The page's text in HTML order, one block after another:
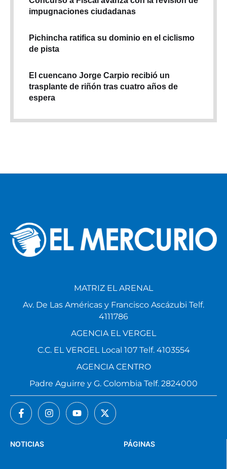
impugnaciones ciudadanas
Pichincha ratifica su dominio en el ciclismo
de pista
El cuencano Jorge Carpio recibió un
trasplante de riñón tras cuatro años de
espera
PÁGINAS
NOTICIAS
MATRIZ EL ARENAL
Av. De Las Américas y Francisco Ascázubi Telf.
4111786
AGENCIA EL VERGEL
C.C. EL VERGEL Local 107 Telf. 4103554
AGENCIA CENTRO
Padre Aguirre y G. Colombia Telf. 2824000